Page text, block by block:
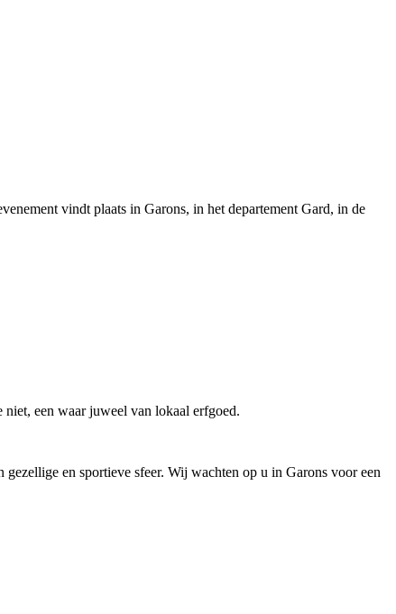
vindt plaats in Garons, in het departement Gard, in de
een waar juweel van lokaal erfgoed.
en sportieve sfeer. Wij wachten op u in Garons voor een